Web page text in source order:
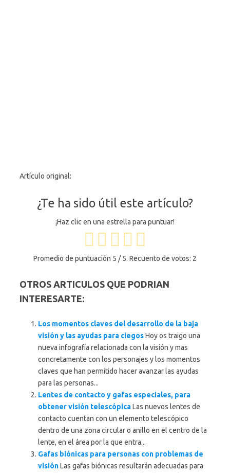
Artículo original:
¿Te ha sido útil este artículo?
¡Haz clic en una estrella para puntuar!
Promedio de puntuación 5 / 5. Recuento de votos: 2
OTROS ARTICULOS QUE PODRIAN
INTERESARTE:
Los momentos claves del desarrollo de la baja
visión y las ayudas para ciegosHoy os traigo una
nueva infografía relacionada con la visión y mas
concretamente con los personajes y los momentos
claves que han permitido hacer avanzar las ayudas
para las personas...
Lentes de contacto y gafas especiales, para
obtener visión telescópicaLas nuevos lentes de
contacto cuentan con un elemento telescópico
dentro de una zona circular o anillo en el centro de la
lente, en el área por la que entra...
Gafas biónicas para personas con problemas de
visiónLas gafas biónicas resultarán adecuadas para